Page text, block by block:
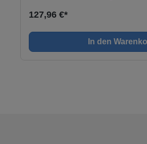
127,96 €*
In den